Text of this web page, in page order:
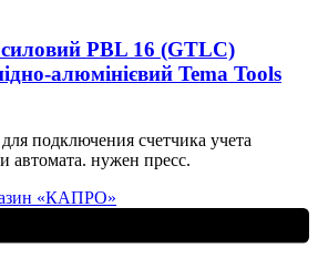
PBL 16 (GTLC)
алюмінієвий Tema Tools
подключения счетчика учета
автомата. нужен пресс.